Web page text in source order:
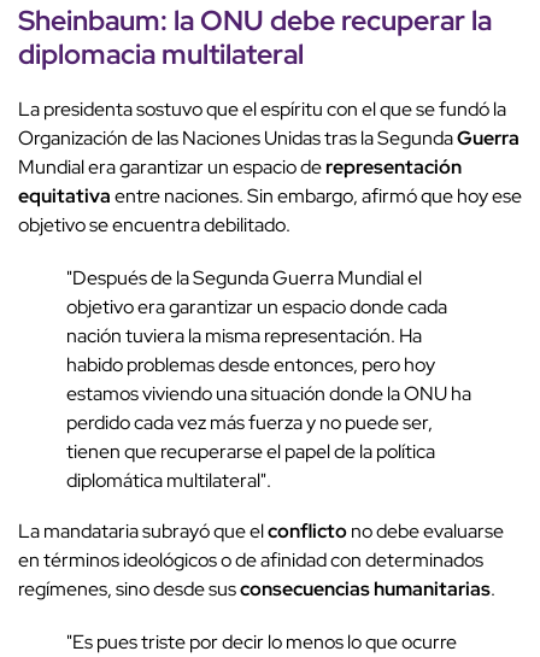
Sheinbaum: laONU debe recuperarla
diplomacia multilateral
La presidenta sostuvo que el espíritu con el que se fundó la
Organización de las Naciones Unidas tras la SegundaGuerra
Mundial era garantizar un espacio derepresentación
equitativaentre naciones. Sin embargo, afirmó que hoy ese
objetivo se encuentra debilitado.
"Después de la Segunda Guerra Mundial el
objetivo era garantizar un espacio donde cada
nación tuviera la misma representación. Ha
habido problemas desde entonces, pero hoy
estamos viviendo una situación donde la ONU ha
perdido cada vez más fuerza y no puede ser,
tienen que recuperarse el papel de la política
diplomática multilateral".
La mandataria subrayó que elconflictono debe evaluarse
en términos ideológicos o de afinidad con determinados
regímenes, sino desde susconsecuencias humanitarias.
"Es pues triste por decir lo menos lo que ocurre